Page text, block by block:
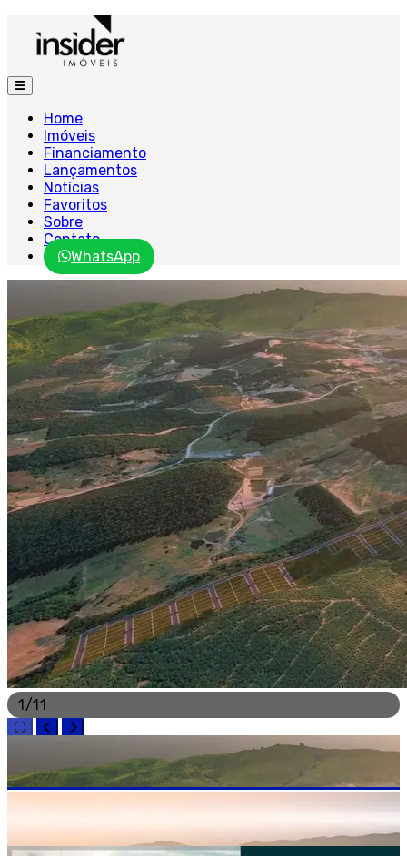
Home
Imóveis
Financiamento
Lançamentos
Notícias
Favoritos
Sobre
Contato
WhatsApp
1/11